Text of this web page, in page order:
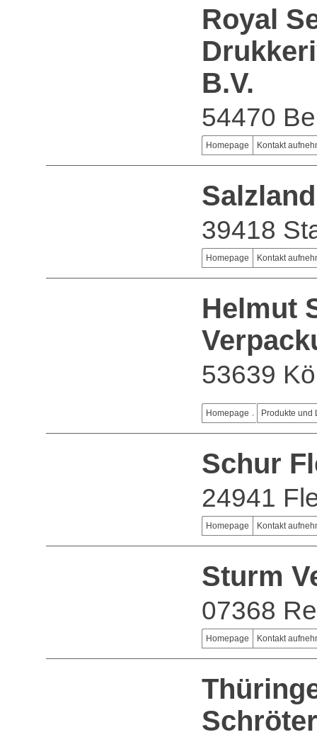
Royal
B.V.
54470
Homepage Kontakt
39418
Homepage Kontakt
Helmut
53639
Homepage Produkte und
Schur
24941
Homepage Kontakt
Sturm
07368
Homepage Kontakt